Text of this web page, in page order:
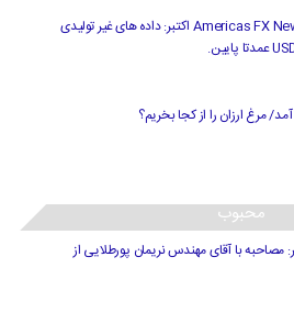
سرمایه گذاری Americas FX News 3 اکتبر: داده های غیر تولیدی
محبوب
مصاحبه با آقای مهندس نریمان پورطلایی از